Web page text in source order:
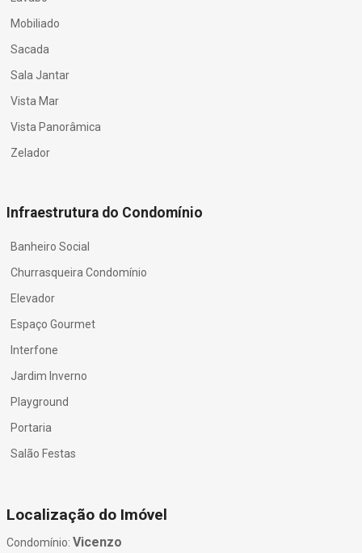
Mobiliado
Sacada
Sala Jantar
Vista Mar
Vista Panorâmica
Zelador
Infraestrutura do Condomínio
Banheiro Social
Churrasqueira Condomínio
Elevador
Espaço Gourmet
Interfone
Jardim Inverno
Playground
Portaria
Salão Festas
Localização do Imóvel
Condomínio: Vicenzo